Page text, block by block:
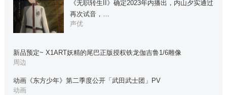
《无职转生II》确定2023年内播出，内山夕实通过
再次试音，…
声优
新品预定~ X1ART妖精的尾巴正版授权铁龙伽吉鲁1/6雕像
周边
动画《东方少年》第二季度公开「武田武士团」PV
动画